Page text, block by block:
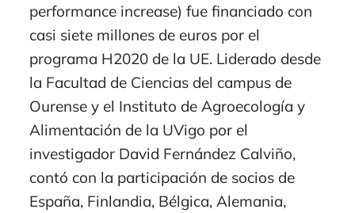
performance increase) fue financiado con
casi siete millones de euros por el
programa H2020 de la UE. Liderado desde
la Facultad de Ciencias del campus de
Ourense y el Instituto de Agroecología y
Alimentación de la UVigo por el
investigador David Fernández Calviño,
contó con la participación de socios de
España, Finlandia, Bélgica, Alemania,